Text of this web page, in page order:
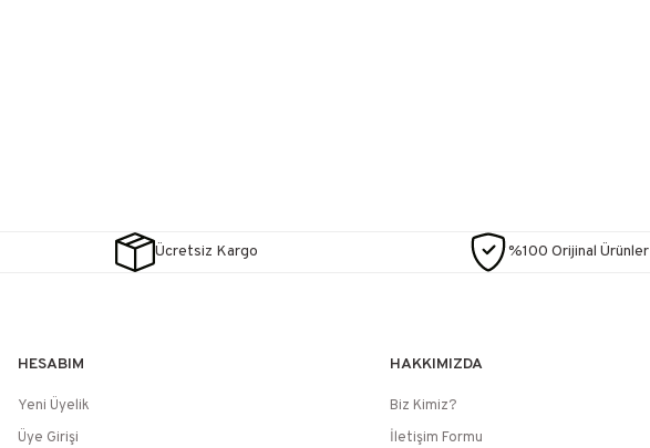
Ücretsiz Kargo %100 Orijinal Ürünler
HESABIM
Yeni Üyelik
Üye Girişi
HAKKIMIZDA
Biz Kimiz?
İletişim Formu